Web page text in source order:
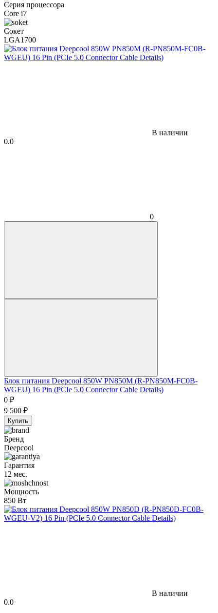
Серия процессора
Core i7
Сокет
LGA1700
В наличии
0.0
0
Блок питания Deepcool 850W PN850M (R-PN850M-FC0B-
WGEU) 16 Pin (PCIe 5.0 Connector Cable Details)
0 ₽
9 500 ₽
Купить
Бренд
Deepcool
Гарантия
12 мес.
Мощность
850 Вт
В наличии
0.0